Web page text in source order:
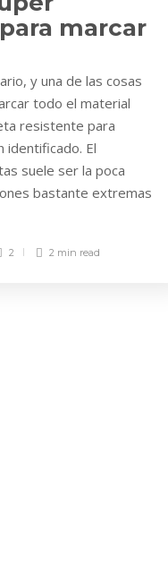
marcar
y una de las cosas
todo el material
resistente para
El
suele ser la poca
bastante extremas
2 2 min read